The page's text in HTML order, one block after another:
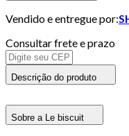
Vendido e entregue por:
Consultar frete e prazo
Descrição do produto
Sobre a Le biscuit